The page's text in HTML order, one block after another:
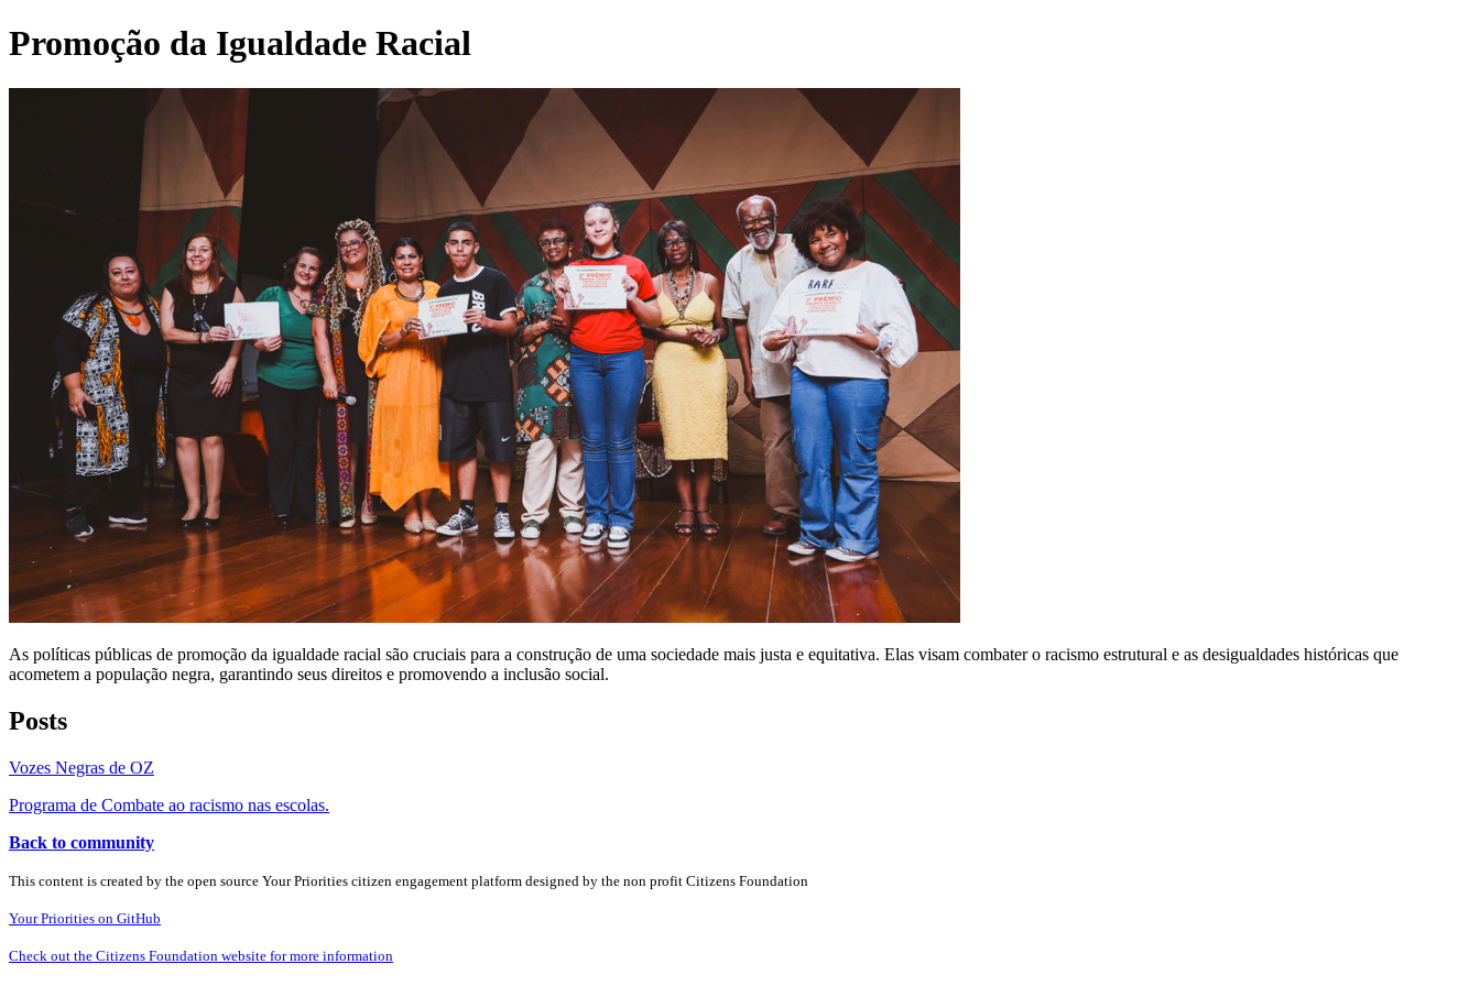
Promoção da Igualdade Racial
As políticas públicas de promoção da igualdade racial são cruciais para a construção de uma sociedade mais justa e equitativa. Elas visam combater o racismo estrutural e as desigualdades históricas que
acometem a população negra, garantindo seus direitos e promovendo a inclusão social.
Posts
Vozes Negras de OZ
Programa de Combate ao racismo nas escolas.
Back to community
This content is created by the open source Your Priorities citizen engagement platform designed by the non profit Citizens Foundation
Your Priorities on GitHub
Check out the Citizens Foundation website for more information